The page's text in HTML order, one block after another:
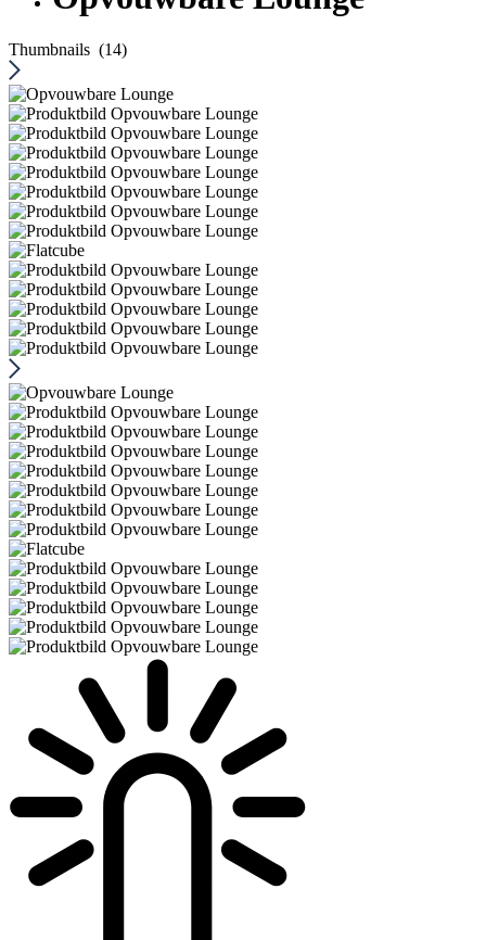
Thumbnails (14)